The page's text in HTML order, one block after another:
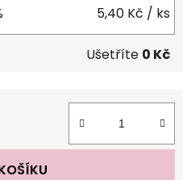
5,40 Kč / ks
Ušetříte 0 Kč